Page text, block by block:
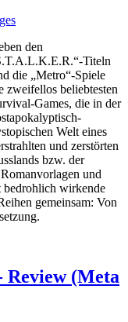
den
Titeln
die „Metro“-Spiele
zweifellos beliebtesten
Games, die in der
Welt eines
und zerstörten
bzw. der
und
bedrohlich wirkende
gemeinsam: Von
Review (Meta